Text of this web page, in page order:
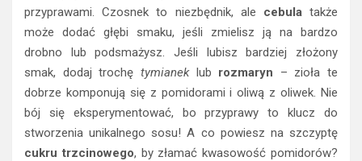
przyprawami. Czosnek to niezbędnik, ale cebulatakże
może dodać głębi smaku, jeśli zmielisz ją na bardzo
drobno lub podsmażysz. Jeśli lubisz bardziej złożony
smak, dodaj trochę tymianeklub rozmaryn – zioła te
dobrze komponują się z pomidorami i oliwą z oliwek. Nie
bój się eksperymentować, bo przyprawy to klucz do
stworzenia unikalnego sosu! A co powiesz na szczyptę
cukru trzcinowego, by złamać kwasowość pomidorów?